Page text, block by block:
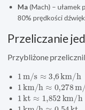
Ma (Mach) – ułamek
80% prędkości
Przeliczanie
Przybliżone
1 m/s 6 km/h
1km/h ≈ 0,278m/s
1kt≈1,852km/h
1km/h ≈0,54kt